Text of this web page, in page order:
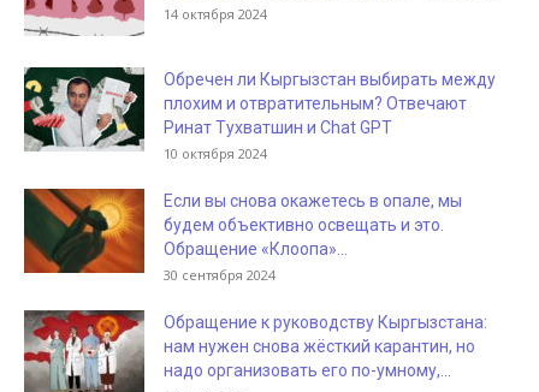
14 октября 2024
Обречен ли Кыргызстан выбирать между
плохим и отвратительным? Отвечают
Ринат Тухватшин и Chat GPT
10 октября 2024
Если вы снова окажетесь в опале, мы
будем объективно освещать и это.
Обращение «Клоопа»...
30 сентября 2024
Обращение к руководству Кыргызстана:
нам нужен снова жёсткий карантин, но
надо организовать его по-умному,...